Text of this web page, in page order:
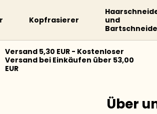
Kopfrasierer
und
Versand 5,30 EUR - Kostenloser
Versand bei Einkäufen über 53,00
EUR
Über